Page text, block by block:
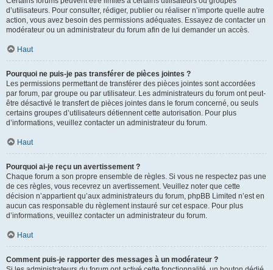
d’utilisateurs. Pour consulter, rédiger, publier ou réaliser n’importe quelle autre
action, vous avez besoin des permissions adéquates. Essayez de contacter un
modérateur ou un administrateur du forum afin de lui demander un accès.
Haut
Pourquoi ne puis-je pas transférer de pièces jointes ?
Les permissions permettant de transférer des pièces jointes sont accordées
par forum, par groupe ou par utilisateur. Les administrateurs du forum ont peut-
être désactivé le transfert de pièces jointes dans le forum concerné, ou seuls
certains groupes d’utilisateurs détiennent cette autorisation. Pour plus
d’informations, veuillez contacter un administrateur du forum.
Haut
Pourquoi ai-je reçu un avertissement ?
Chaque forum a son propre ensemble de règles. Si vous ne respectez pas une
de ces règles, vous recevrez un avertissement. Veuillez noter que cette
décision n’appartient qu’aux administrateurs du forum, phpBB Limited n’est en
aucun cas responsable du règlement instauré sur cet espace. Pour plus
d’informations, veuillez contacter un administrateur du forum.
Haut
Comment puis-je rapporter des messages à un modérateur ?